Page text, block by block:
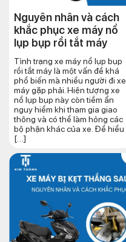
Nguyên nhân và cách
khắc phục xe máy nổ
lụp bụp rồi tắt máy
Tình trạng xe máy nổ lụp bụp
rồi tắt máy là một vấn đề khá
phổ biến mà nhiều người đi xe
máy gặp phải. Hiện tượng xe
nổ lụp bụp này còn tiềm ẩn
nguy hiểm khi tham gia giao
thông và có thể làm hỏng các
bộ phận khác của xe. Để hiểu
[…]